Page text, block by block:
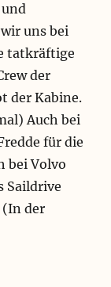
uns bei
tatkräftige
der
der Kabine.
Auch bei
für die
bei Volvo
Saildrive
der